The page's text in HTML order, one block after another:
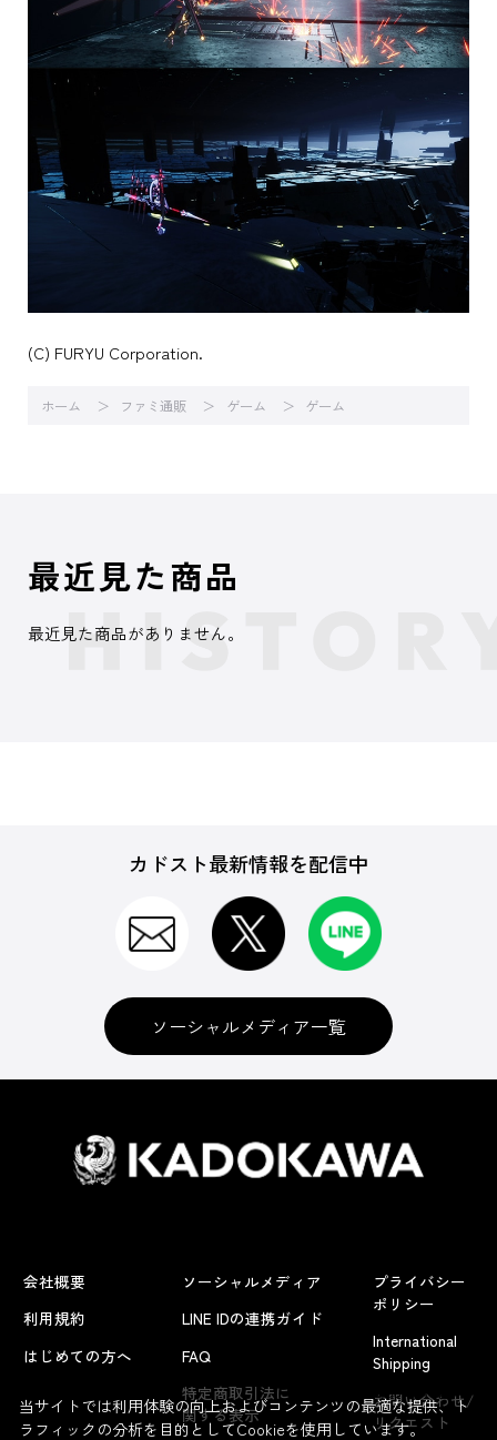
(C) FURYU Corporation.
ホーム ファミ通販 ゲーム ゲーム
よくあるお問い合わせ
最近見た商品
最近見た商品がありません。
カドスト最新情報を配信中
ソーシャルメディア一覧
会社概要
利用規約
はじめての方へ
ソーシャルメディア
LINE IDの連携ガイド
FAQ
特定商取引法に
関する表示
プライバシー
ポリシー
International
Shipping
お問い合わせ/
リクエスト
当サイトでは利用体験の向上およびコンテンツの最適な提供、ト
ラフィックの分析を目的としてCookieを使用しています。